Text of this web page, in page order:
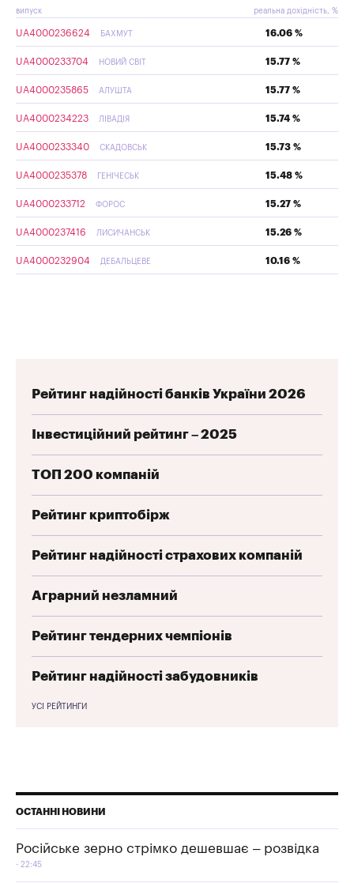
випуск реальна дохідність, %
UA4000236624 БАХМУТ 16.06 %
UA4000233704 НОВИЙ СВІТ 15.77 %
UA4000235865 АЛУШТА 15.77 %
UA4000234223 ЛІВАДІЯ 15.74 %
UA4000233340 СКАДОВСЬК 15.73 %
UA4000235378 ГЕНІЧЕСЬК 15.48 %
UA4000233712 ФОРОС 15.27 %
UA4000237416 ЛИСИЧАНСЬК 15.26 %
UA4000232904 ДЕБАЛЬЦЕВЕ 10.16 %
Рейтинг надійності банків України 2026
Інвестиційний рейтинг – 2025
ТОП 200 компаній
Рейтинг криптобірж
Рейтинг надійності страхових компаній
Аграрний незламний
Рейтинг тендерних чемпіонів
Рейтинг надійності забудовників
УСІ РЕЙТИНГИ
ОСТАННІ НОВИНИ
Російське зерно стрімко дешевшає – розвідка
22:45